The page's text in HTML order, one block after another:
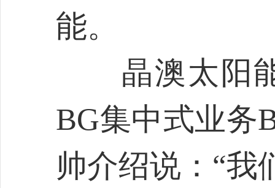
能。
晶澳太阳能
BG集中式业务
帅介绍说：“我